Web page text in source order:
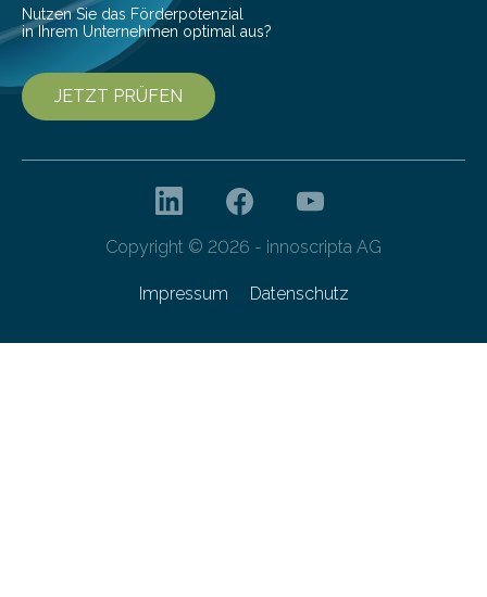
Nutzen Sie das Förderpotenzial
in Ihrem Unternehmen optimal aus?
JETZT PRÜFEN
Copyright © 2026 - innoscripta AG
Impressum Datenschutz